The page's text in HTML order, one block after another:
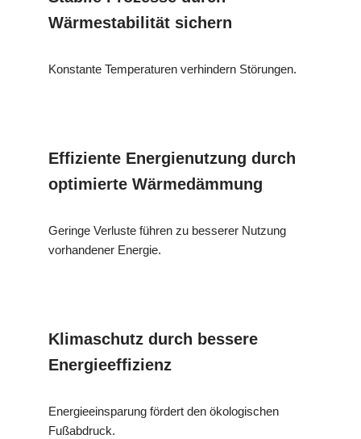
Wärmestabilität sichern
Konstante Temperaturen verhindern Störungen.
Effiziente Energienutzung durch
optimierte Wärmedämmung
Geringe Verluste führen zu besserer Nutzung
vorhandener Energie.
Klimaschutz durch bessere
Energieeffizienz
Energieeinsparung fördert den ökologischen
Fußabdruck.